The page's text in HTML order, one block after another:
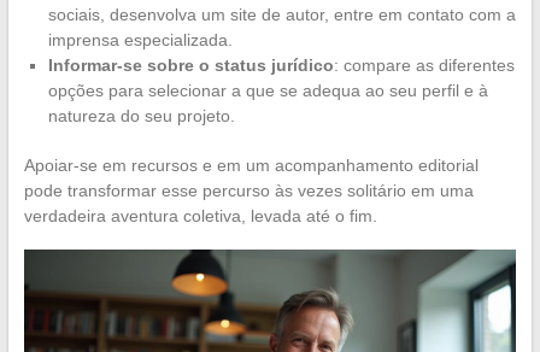
sociais, desenvolva um site de autor, entre em contato com a
imprensa especializada.
Informar-se sobre o status jurídico: compare as diferentes
opções para selecionar a que se adequa ao seu perfil e à
natureza do seu projeto.
Apoiar-se em recursos e em um acompanhamento editorial
pode transformar esse percurso às vezes solitário em uma
verdadeira aventura coletiva, levada até o fim.